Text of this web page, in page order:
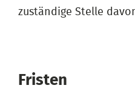
zuständige Stelle
Fristen